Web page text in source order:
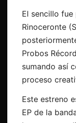
El sencillo
Rinoceronte
Probos
sumando así
proceso
Este estreno
EP de la